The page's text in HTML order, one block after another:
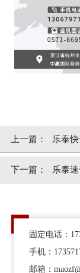
上一篇： 乐泰
下一篇： 乐泰
固定电话：
手机：
邮箱：